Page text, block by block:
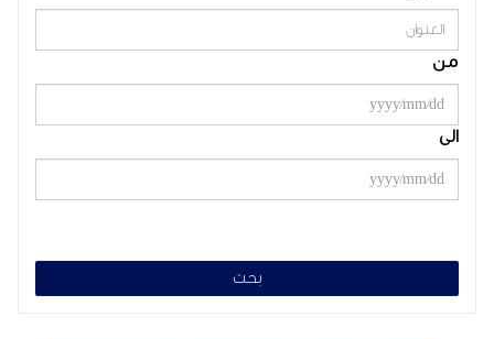
من
الى
بحث